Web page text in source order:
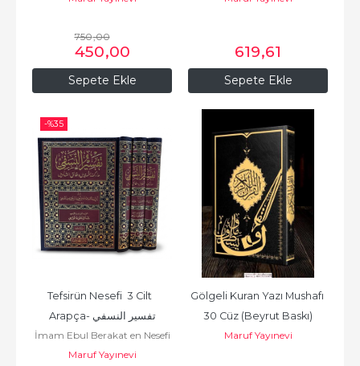
Sepete Ekle
750,00
450,00
Sepete Ekle
619,61
-%35
Tefsirün Nesefi  3 Cilt
Arapça- تفسير النسفي
İmam Ebul Berakat en Nesefi
الإمام أبو البركات النسفي
Maruf Yayınevi
Gölgeli Kuran Yazı Mushafı
30 Cüz (Beyrut Baskı)
Maruf Yayınevi